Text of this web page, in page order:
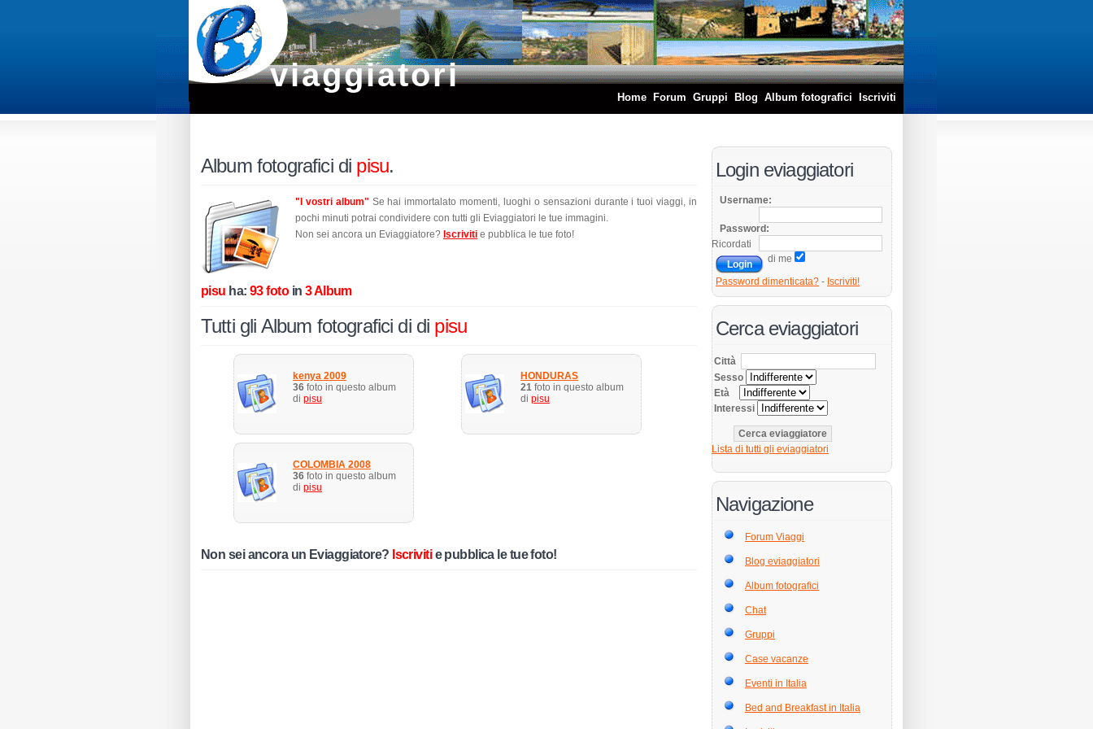
viaggiatori
Home Forum Gruppi Blog Album fotografici Iscriviti
Album fotografici di pisu.
"I vostri album" Se hai immortalato momenti, luoghi o sensazioni durante i tuoi viaggi, in
pochi minuti potrai condividere con tutti gli Eviaggiatori le tue immagini.
Non sei ancora un Eviaggiatore? Iscriviti e pubblica le tue foto!
pisu ha: 93 fotoin 3 Album
Tutti gli Album fotografici di di pisu
kenya 2009
36 foto in questo album
di pisu
HONDURAS
21 foto in questo album
di pisu
COLOMBIA 2008
36 foto in questo album
di pisu
Non sei ancora un Eviaggiatore? Iscrivitie pubblica le tue foto!
Login eviaggiatori
Username:
Password:
Ricordati
di me
Password dimenticata? - Iscriviti!
Cerca eviaggiatori
Città
Sesso
Età
Interessi
Lista di tutti gli eviaggiatori
Navigazione
Forum Viaggi
Blog eviaggiatori
Album fotografici
Chat
Gruppi
Case vacanze
Eventi in Italia
Bed and Breakfast in Italia